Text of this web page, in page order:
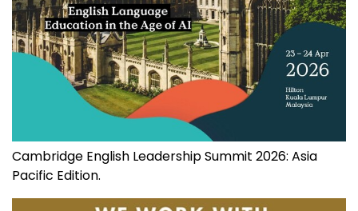
Cambridge English Leadership Summit 2026: Asia
Pacific Edition.